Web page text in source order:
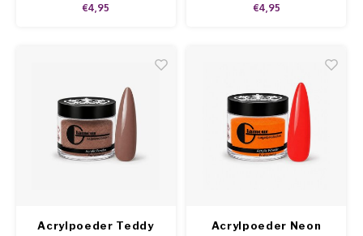
€4,95 €4,95
Acrylpoeder Teddy
Acrylpoeder Neon